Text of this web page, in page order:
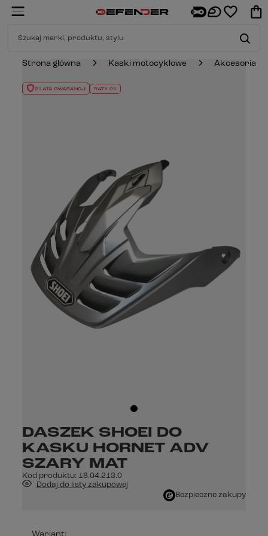
Strona główna Kaski motocyklowe Akcesoria
2 LATA GWARANCJI RATY 0%
DASZEK SHOEI DO
KASKU HORNET ADV
SZARY MAT
Kod produktu: 18.04.213.0
Dodaj do listy zakupowej
Bezpieczne zakupy